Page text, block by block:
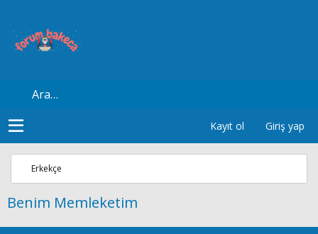
Kayıt ol Giriş yap
Erkekçe
Benim Memleketim